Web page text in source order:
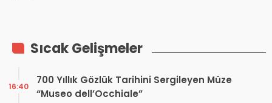
Sıcak Gelişmeler
700 Yıllık Gözlük Tarihini Sergileyen Müze
“Museo dell’Occhiale”
16:40